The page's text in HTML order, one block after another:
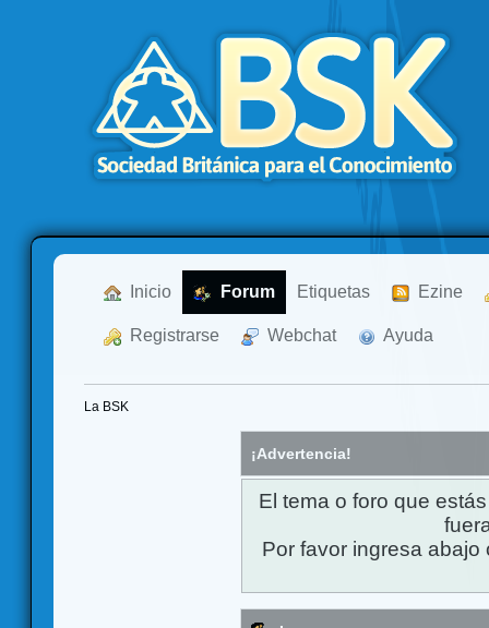
Inicio Forum Etiquetas Ezine
Registrarse Webchat Ayuda
La BSK
¡Advertencia!
El tema o foro que
Por favor ingresa